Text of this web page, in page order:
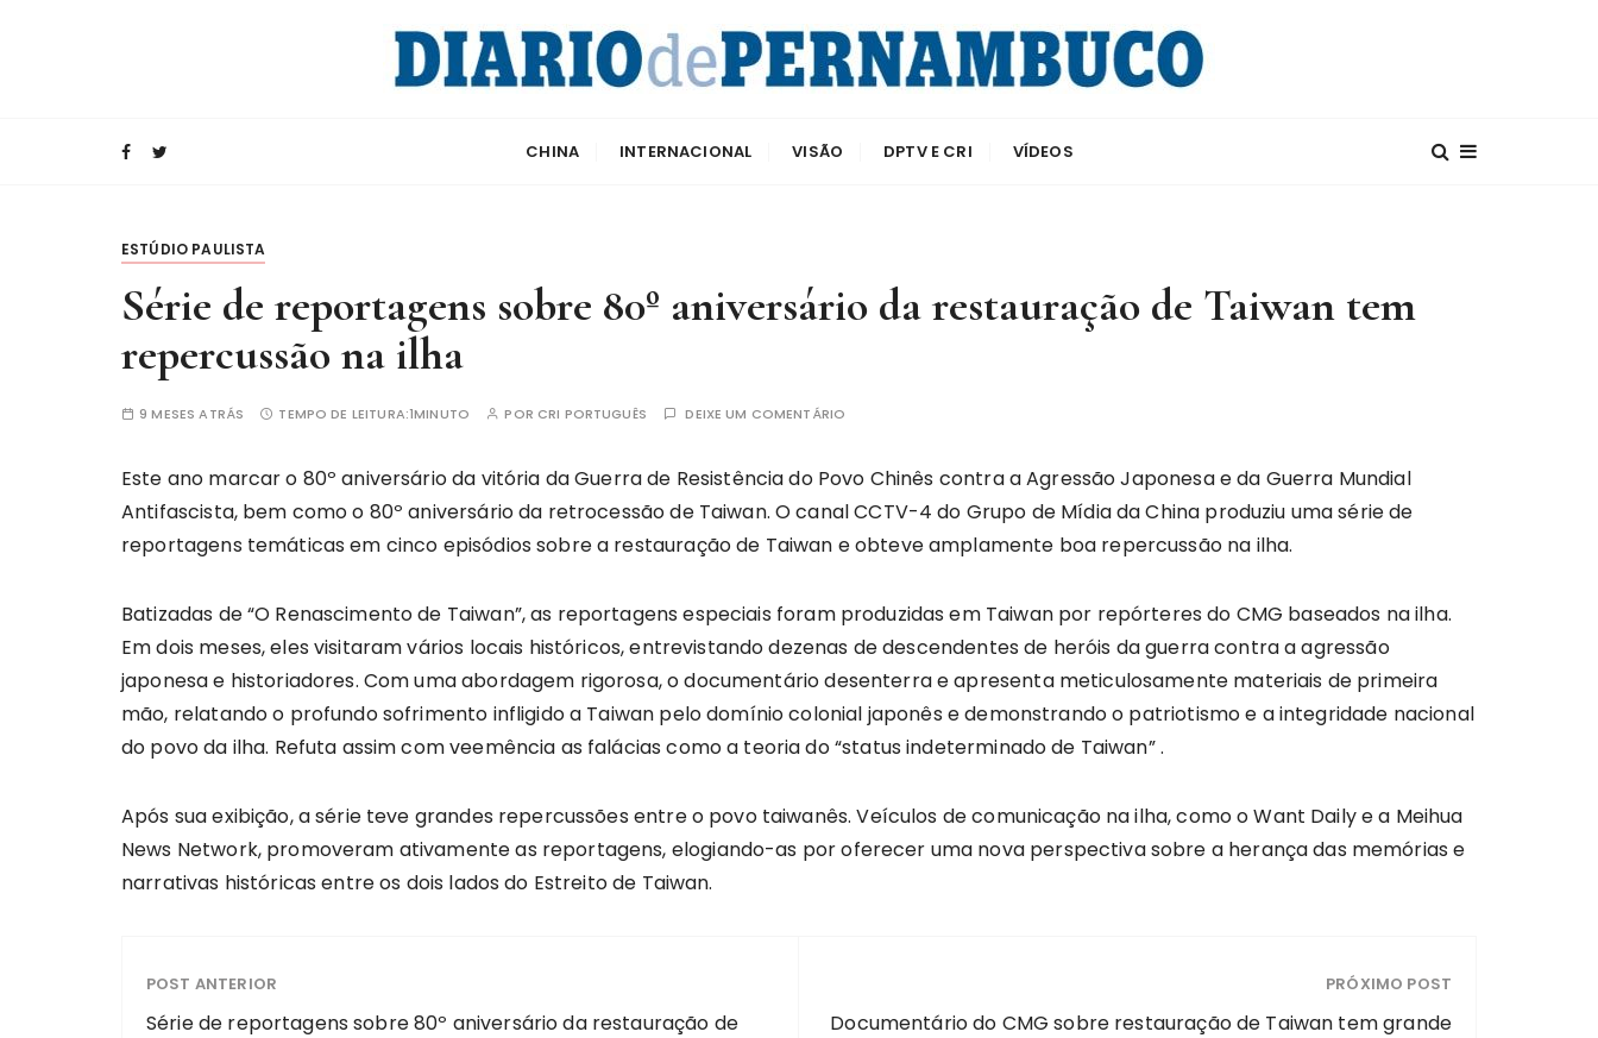
CRI e Diario de Pernambuco
CHINA INTERNACIONAL VISÃO DPTV E CRI VÍDEOS
ESTÚDIO PAULISTA
Série de reportagens sobre 80º aniversário da restauração de Taiwan tem
repercussão na ilha
9 MESES ATRÁS TEMPO DE LEITURA:1MINUTO POR CRI PORTUGUÊS DEIXE UM COMENTÁRIO
Este ano marcar o 80º aniversário da vitória da Guerra de Resistência do Povo Chinês contra a Agressão Japonesa e da Guerra Mundial
Antifascista, bem como o 80º aniversário da retrocessão de Taiwan. O canal CCTV-4 do Grupo de Mídia da China produziu uma série de
reportagens temáticas em cinco episódios sobre a restauração de Taiwan e obteve amplamente boa repercussão na ilha.
Batizadas de “O Renascimento de Taiwan”, as reportagens especiais foram produzidas em Taiwan por repórteres do CMG baseados na ilha.
Em dois meses, eles visitaram vários locais históricos, entrevistando dezenas de descendentes de heróis da guerra contra a agressão
japonesa e historiadores. Com uma abordagem rigorosa, o documentário desenterra e apresenta meticulosamente materiais de primeira
mão, relatando o profundo sofrimento infligido a Taiwan pelo domínio colonial japonês e demonstrando o patriotismo e a integridade nacional
do povo da ilha. Refuta assim com veemência as falácias como a teoria do “status indeterminado de Taiwan” .
Após sua exibição, a série teve grandes repercussões entre o povo taiwanês. Veículos de comunicação na ilha, como o Want Daily e a Meihua
News Network, promoveram ativamente as reportagens, elogiando-as por oferecer uma nova perspectiva sobre a herança das memórias e
narrativas históricas entre os dois lados do Estreito de Taiwan.
POST ANTERIOR
Série de reportagens sobre 80º aniversário da restauração de
PRÓXIMO POST
Documentário do CMG sobre restauração de Taiwan tem grande